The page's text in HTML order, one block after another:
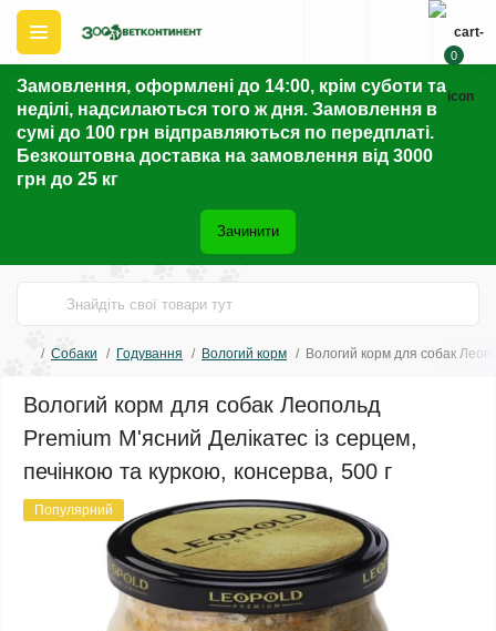
Замовлення, оформлені до 14:00, крім суботи та
неділі, надсилаються того ж дня. Замовлення в
сумі до 100 грн відправляються по передплаті.
Безкоштовна доставка на замовлення від 3000
грн до 25 кг
Зачинити
0
Собаки Годування Вологий корм Вологий корм для собак
Вологий корм для собак Леопольд
Premium М'ясний Делікатес із серцем,
печінкою та куркою, консерва, 500 г
Популярний